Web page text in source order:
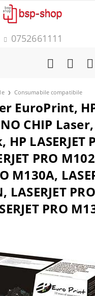
0752661111
Consumabile compatibile
EuroPrint,
CHIP
LASERJET
PRO
M130A,
LASERJET PRO
PRO